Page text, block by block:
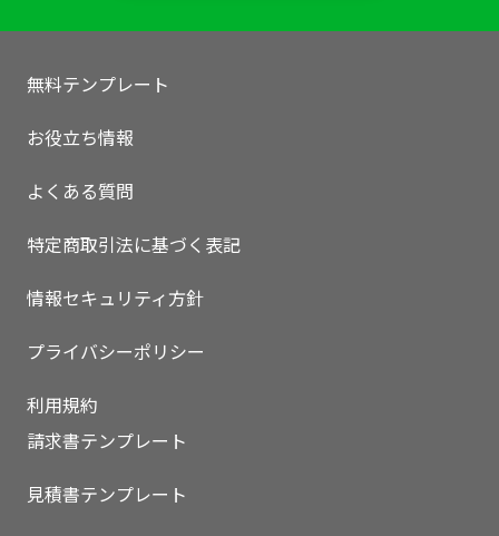
いますぐ無料登録
無料テンプレート
お役立ち情報
よくある質問
特定商取引法に基づく表記
情報セキュリティ方針
プライバシーポリシー
利用規約
請求書テンプレート
見積書テンプレート